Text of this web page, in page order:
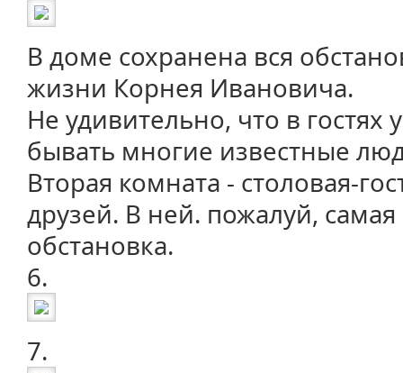
В доме сохранена вся
жизни Корнея Ивановича.
Не удивительно, что в гостях
бывать многие известные
Вторая комната - столовая-
друзей. В ней. пожалуй,
обстановка.
6.
7.